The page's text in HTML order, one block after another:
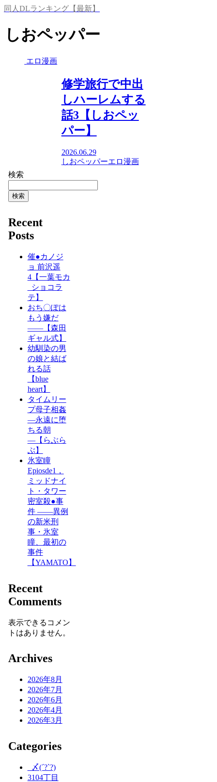
同人DLランキング【最新】
しおペッパー
エロ漫画
修学旅行で中出
しハーレムする
話3【しおペッ
パー】
2026.06.29
しおペッパーエロ漫画
検索
検索
Recent
Posts
催●カノジ
ョ 前沢遥
4【一葉モカ
_ショコラ
テ】
おち〇ぽは
もう嫌だ
――【森田
ギャル式】
幼馴染の男
の娘と結ば
れる話
【blue
heart】
タイムリー
プ母子相姦
―永遠に堕
ちる朝
―【らぶら
ぶ】
氷室瞳
Epiosde1，
ミッドナイ
ト・タワー
密室殺●事
件 ――異例
の新米刑
事・氷室
瞳、最初の
事件
【YAMATO】
Recent
Comments
表示できるコメン
トはありません。
Archives
2026年8月
2026年7月
2026年6月
2026年4月
2026年3月
Categories
_〆(´?`?)
3104丁目